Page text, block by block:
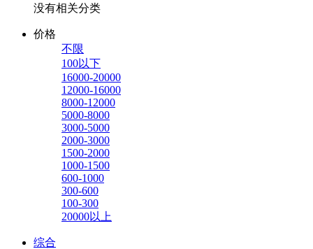
没有相关分类
价格
不限
100以下
16000-20000
12000-16000
8000-12000
5000-8000
3000-5000
2000-3000
1500-2000
1000-1500
600-1000
300-600
100-300
20000以上
综合